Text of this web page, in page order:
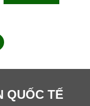
QUỐC TẾ